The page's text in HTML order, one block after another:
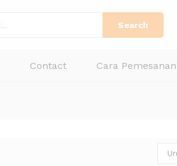
Search
Contact Cara Pemesanan